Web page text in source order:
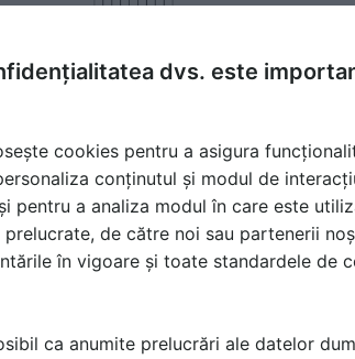
dvs. este
cookies pentru a asigura
conținutul și modul de
pentru a analiza modul în care este
de către noi sau partenerii
în vigoare și toate standardele de
ca anumite prelucrări ale datelor